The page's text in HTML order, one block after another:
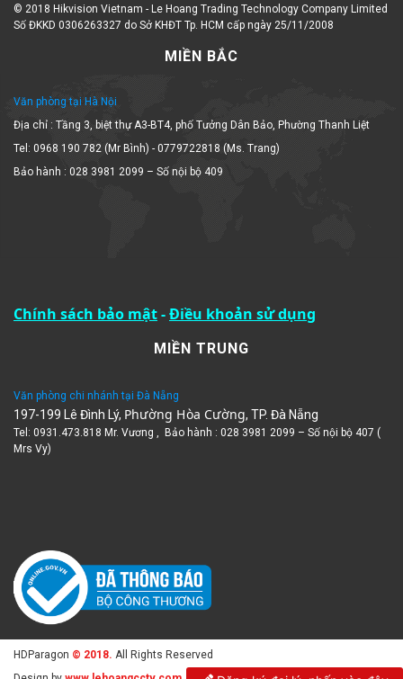
Số ĐKKD 0306263327 do Sở KHĐT Tp. HCM cấp ngày 25/11/2008
MIỀN BẮC
Văn phòng tại Hà Nội
Địa chỉ : Tầng 3, biệt thự A3-BT4, phố Tưởng Dân Bảo, Phường Thanh Liệt
Tel: 0968 190 782 (Mr Bình) - 0779722818 (Ms. Trang)
Bảo hành : 028 3981 2099 – Số nội bộ 409
Chính sách bảo mật Điều khoản sử dụng
MIỀN TRUNG
197-199 Lê Đình Lý,Phường Hòa Cường
Tel: 0931.473.818 Mr. Vương , Bảo hành : 028 3981 2099 – Số nội bộ 407 (
Mrs Vy)
HDParagon© 2018.All Rights Reserved